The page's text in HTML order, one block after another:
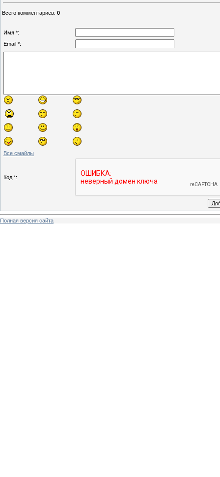
Всего комментариев: 0
Имя *:
Email *:
Все смайлы
Код *:
Полная версия сайта